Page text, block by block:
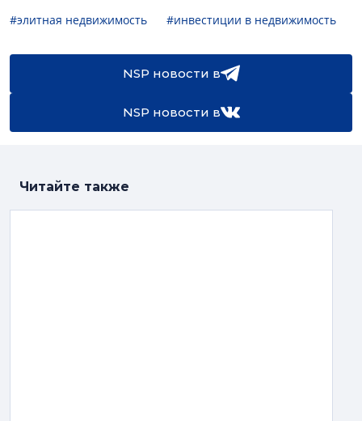
#элитная недвижимость
#инвестиции в недвижимость
NSP новости в
NSP новости в
Читайте также